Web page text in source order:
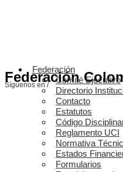
Federación
Síguenos en /
Federación
Comité Ejecutivo
Directorio
Contacto
Estatutos
Código
Reglamento UCI
Normativa
Estados
Formularios